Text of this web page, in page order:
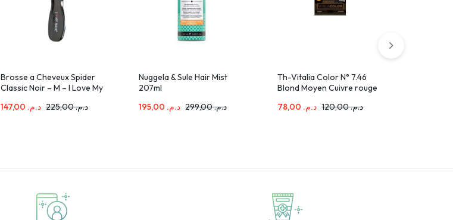
Brosse a Cheveux Spider
Classic Noir – M – I Love My
د.م. د.م.225,00
Nuggela & Sule Hair Mist
207ml
د.م.
د.م.299,00
Th-Vitalia Color N° 7.46
Blond Moyen Cuivre rouge
د.م.
د.م.120,00